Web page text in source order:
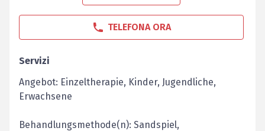
TELEFONA ORA
Servizi
Angebot: Einzeltherapie, Kinder, Jugendliche,
Erwachsene
Behandlungsmethode(n): Sandspiel,